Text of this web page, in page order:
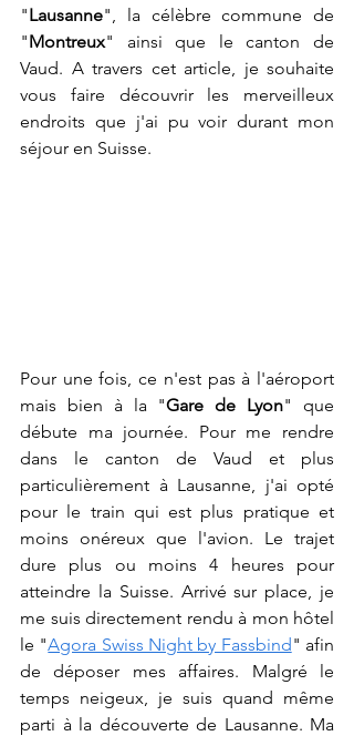
"Lausanne", la célèbre commune de
"Montreux" ainsi que le canton de
Vaud. A travers cet article, je souhaite
vous faire découvrir les merveilleux
endroits que j'ai pu voir durant mon
séjour en Suisse.
Pour une fois, ce n'est pas à l'aéroport
mais bien à la "Gare de Lyon" que
débute ma journée. Pour me rendre
dans le canton de Vaud et plus
particulièrement à Lausanne, j'ai opté
pour le train qui est plus pratique et
moins onéreux que l'avion. Le trajet
dure plus ou moins 4 heures pour
atteindre la Suisse. Arrivé sur place, je
me suis directement rendu à mon hôtel
le "Agora Swiss Night by Fassbind" afin
de déposer mes affaires. Malgré le
temps neigeux, je suis quand même
parti à la découverte de Lausanne. Ma